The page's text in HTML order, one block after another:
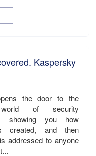
Kaspersky
the door to the
world of security
showing you how
created, and then
addressed to anyone